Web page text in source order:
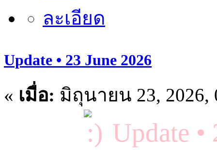
Update • 23 June 2026
« เมื่อ: มิถุนายน 23, 2026,
Update